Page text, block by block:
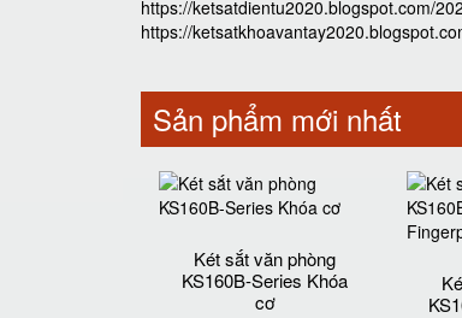
https://ketsatdientu2020.blogspot.com/
https://
Sản phẩm mới nhất
Két sắt văn phòng
KS160B-Series Khóa
cơ